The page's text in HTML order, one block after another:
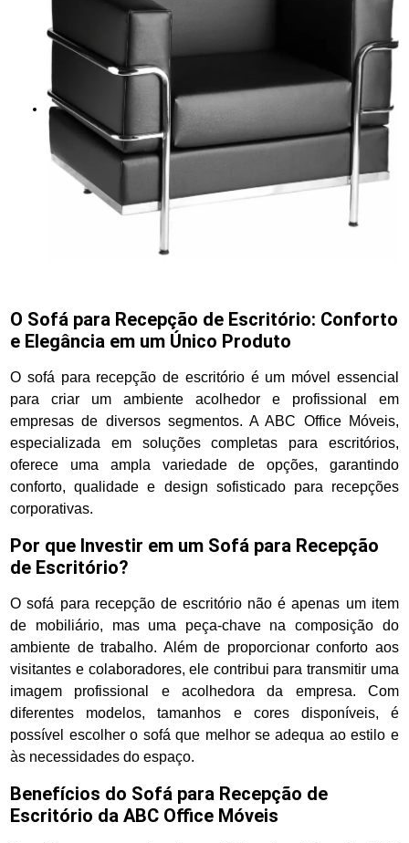
O Sofá para Recepção de Escritório: Conforto
e Elegância em um Único Produto
O sofá para recepção de escritório é um móvel essencial
para criar um ambiente acolhedor e profissional em
empresas de diversos segmentos. A ABC Office Móveis,
especializada em soluções completas para escritórios,
oferece uma ampla variedade de opções, garantindo
conforto, qualidade e design sofisticado para recepções
corporativas.
Por que Investir em um Sofá para Recepção
de Escritório?
O sofá para recepção de escritório não é apenas um item
de mobiliário, mas uma peça-chave na composição do
ambiente de trabalho. Além de proporcionar conforto aos
visitantes e colaboradores, ele contribui para transmitir uma
imagem profissional e acolhedora da empresa. Com
diferentes modelos, tamanhos e cores disponíveis, é
possível escolher o sofá que melhor se adequa ao estilo e
às necessidades do espaço.
Benefícios do Sofá para Recepção de
Escritório da ABC Office Móveis